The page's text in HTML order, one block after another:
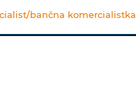
bančna komercialistka